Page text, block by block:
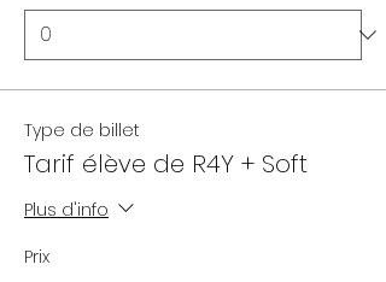
Type de billet
Tarif élève de R4Y + Soft
Plus d'info
Prix